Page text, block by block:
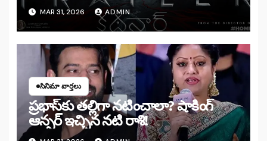
MAR 31, 2026 ADMIN
సినిమా వార్తలు
ప్రభాస్‌కు తల్లిగా నటించాలా? షాకింగ్
ఆన్సర్ ఇచ్చిన నటి రాశి!